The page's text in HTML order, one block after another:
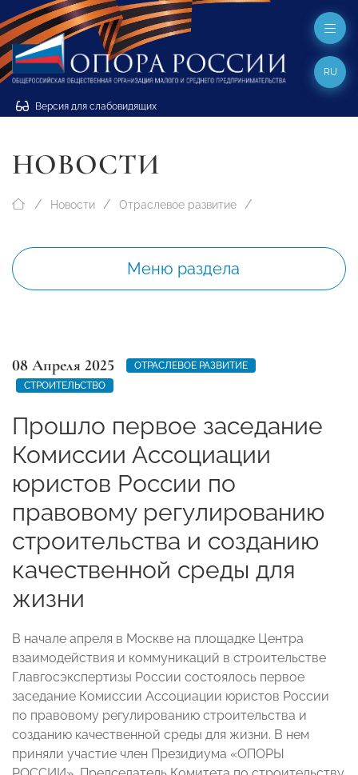
Версия для слабовидящих
RU
НОВОСТИ
Новости Отраслевое развитие
Меню раздела
08 Апреля 2025
ОТРАСЛЕВОЕ РАЗВИТИЕ
СТРОИТЕЛЬСТВО
Прошло первое заседание
Комиссии Ассоциации
юристов России по
правовому регулированию
строительства и созданию
качественной среды для
жизни
В начале апреля в Москве на площадке Центра
взаимодействия и коммуникаций в строительстве
Главгосэкспертизы России состоялось первое
заседание Комиссии Ассоциации юристов России
по правовому регулированию строительства и
созданию качественной среды для жизни. В нем
приняли участие член Президиума «ОПОРЫ